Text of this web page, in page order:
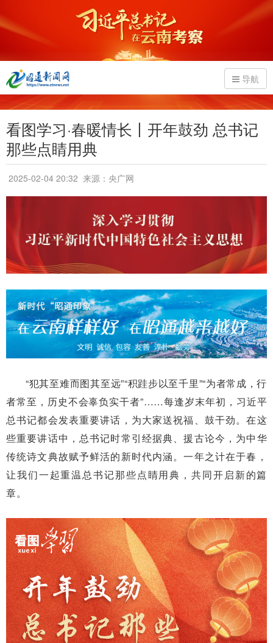
导航
看图学习·春暖情长丨开年鼓劲 总书记
那些点睛用典
2025-02-04 20:32 来源：央广网
“犯其至难而图其至远”“积跬步以至千里”“为者常成，行
者常至，历史不会辜负实干者”……每逢岁末年初，习近平
总书记都会发表重要讲话，为大家送祝福、鼓干劲。在这
些重要讲话中，总书记时常引经据典、援古论今，为中华
传统诗文典故赋予鲜活的新时代内涵。一年之计在于春，
让我们一起重温总书记那些点睛用典，共同开启新的篇
章。